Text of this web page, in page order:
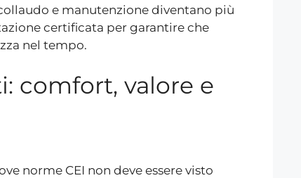
e manutenzione diventano più
certificata per garantire che
nel tempo.
comfort, valore e
norme CEI non deve essere visto